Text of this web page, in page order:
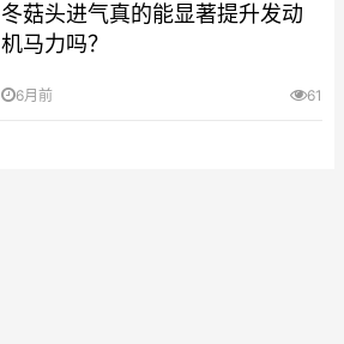
冬菇头进气真的能显著提升发动
机马力吗？
6月前 61